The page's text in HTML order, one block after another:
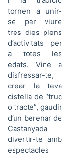
tornen a unir-
se per viure
tres dies plens
d’activitats per
a totes les
edats. Vine a
disfressar-te,
crear la teva
cistella de “truc
o tracte”, gaudir
d’un berenar de
Castanyada i
divertir-te amb
espectacles i